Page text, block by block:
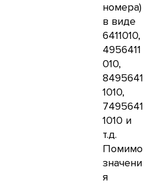
номера)
в виде
6411010,
4956411
010,
8495641
1010,
7495641
1010 и
т.д.
Помимо
значени
я